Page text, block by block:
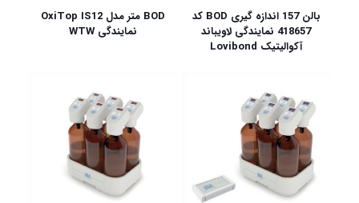
بالن 157 اندازه گیری BOD کد
418657 نمایندگی لاویباند
آکوالیتیک Lovibond
BOD متر مدل OxiTop IS12
نمایندگی WTW